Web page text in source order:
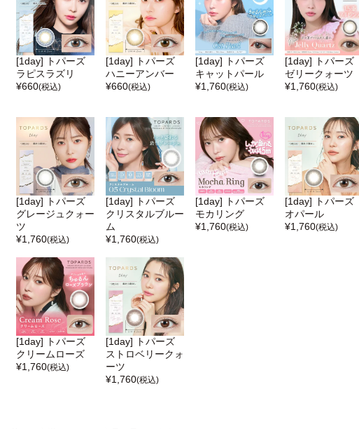
[1day] トパーズ
ラピスラズリ
¥660(税込)
[1day] トパーズ
ハニーアンバー
¥660(税込)
[1day] トパーズ
キャットパール
¥1,760(税込)
[1day] トパーズ
ゼリークォーツ
¥1,760(税込)
[1day] トパーズ
グレージュクォー
ツ
¥1,760(税込)
[1day] トパーズ
クリスタルブルー
ム
¥1,760(税込)
[1day] トパーズ
モカリング
¥1,760(税込)
[1day] トパーズ
オパール
¥1,760(税込)
[1day] トパーズ
クリームローズ
¥1,760(税込)
[1day] トパーズ
ストロベリークォ
ーツ
¥1,760(税込)